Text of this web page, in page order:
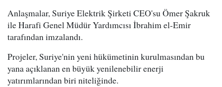
Anlaşmalar, Suriye Elektrik Şirketi CEO'su Ömer Şakruk
ile Harafi Genel Müdür Yardımcısı İbrahim el-Emir
tarafından imzalandı.
Projeler, Suriye'nin yeni hükümetinin kurulmasından bu
yana açıklanan en büyük yenilenebilir enerji
yatırımlarından biri niteliğinde.